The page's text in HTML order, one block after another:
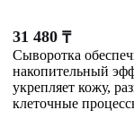
31 480 ₸
Сыворотка
накопительный
укрепляет кожу,
клеточные